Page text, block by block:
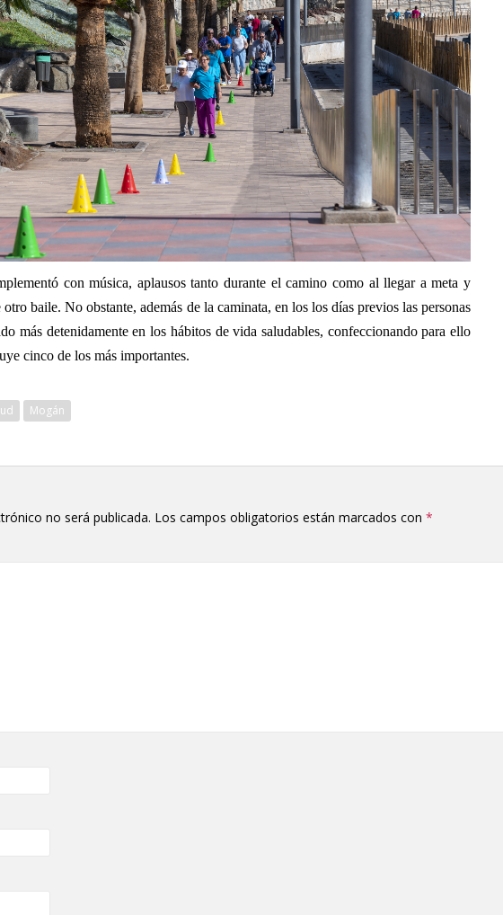
con música, aplausos tanto durante el camino como al llegar a meta y
baile. No obstante, además de la caminata, en los los días previos las personas
más detenidamente en los hábitos de vida saludables, confeccionando para ello
cinco de los más importantes.
Mogán
no será publicada. Los campos obligatorios están marcados con *